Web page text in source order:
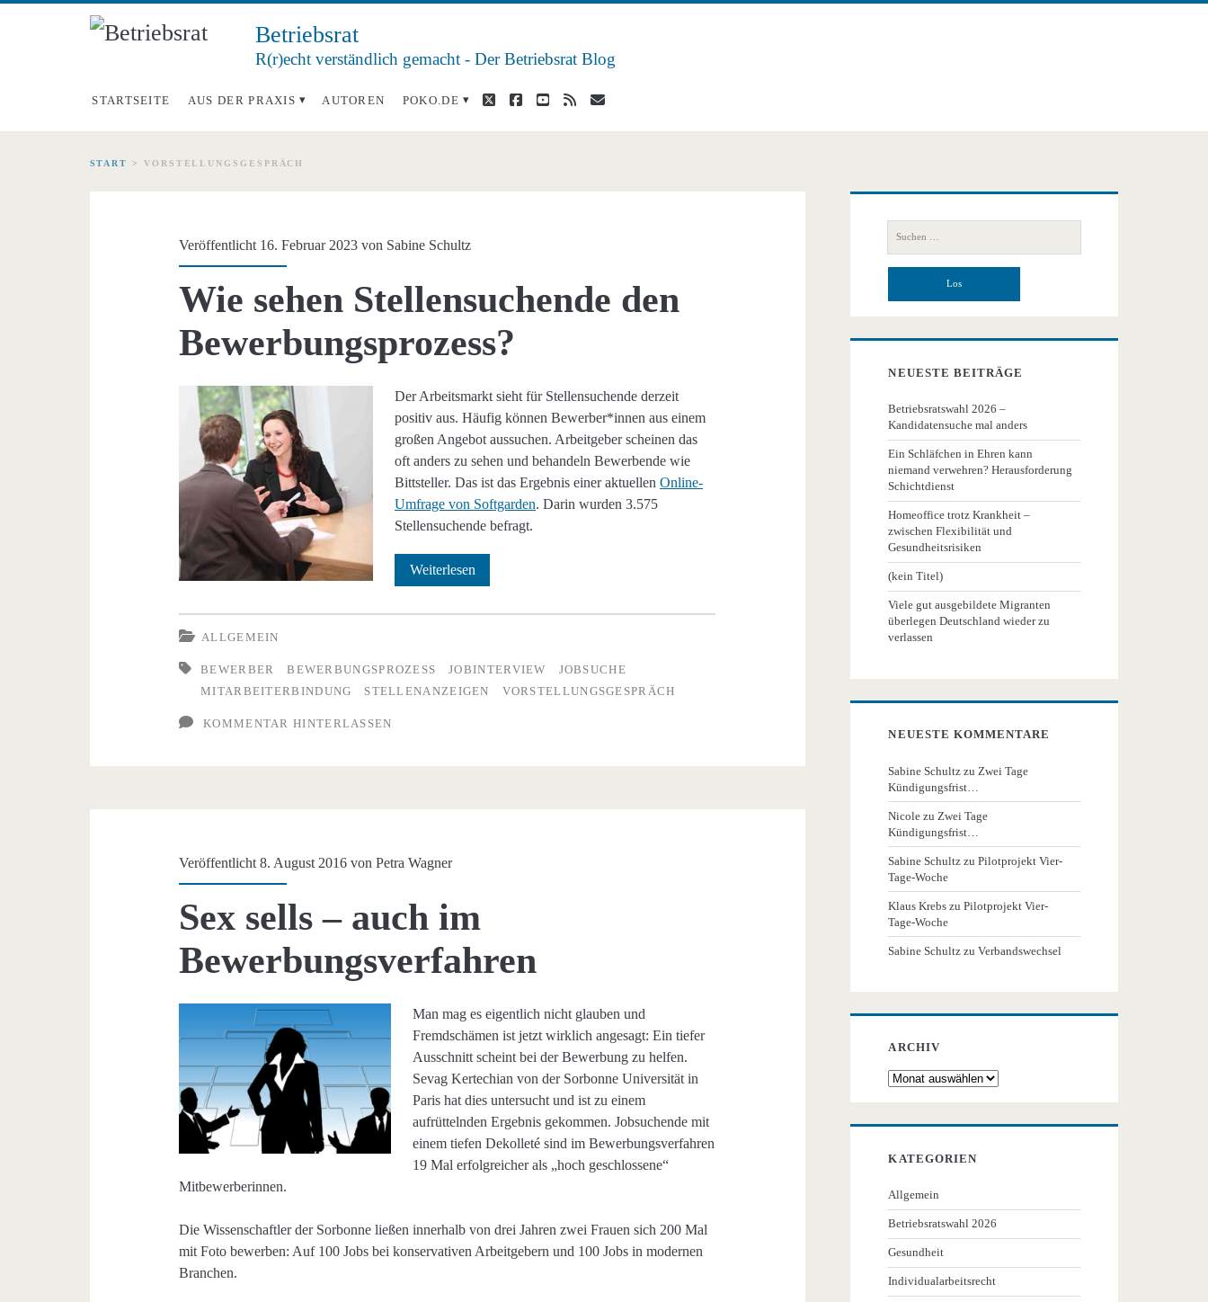
Betriebsrat
R(r)echt verständlich gemacht - Der Betriebsrat Blog
STARTSEITE AUS DER PRAXIS AUTOREN POKO.DE twitterfacebook
youtube
rss E-
START > VORSTELLUNGSGESPRÄCH
<span>Vorstellungsgespräch</span>
Veröffentlicht 16. Februar 2023 von Sabine Schultz
Wie sehen Stellensuchende den
Bewerbungsprozess?
Der Arbeitsmarkt sieht für Stellensuchende derzeit
positiv aus. Häufig können Bewerber*innen aus einem
großen Angebot aussuchen. Arbeitgeber scheinen das
oft anders zu sehen und behandeln Bewerbende wie
Bittsteller. Das ist das Ergebnis einer aktuellenOnline-
Umfrage von Softgarden. Darin wurden 3.575
Stellensuchende befragt.
WeiterlesenWie
den
Bewerbungsprozess?
ALLGEMEIN
BEWERBER BEWERBUNGSPROZESS JOBINTERVIEW
JOBSUCHE
MITARBEITERBINDUNG
STELLENANZEIGEN VORSTELLUNGSGESPRÄCH
KOMMENTAR HINTERLASSEN
Veröffentlicht 8. August 2016 vonPetra Wagner
Sex sells – auch im
Bewerbungsverfahren
Man mag es eigentlich nicht glauben und
Fremdschämen ist jetzt wirklich angesagt: Ein tiefer
Ausschnitt scheint bei der Bewerbung zu helfen.
Sevag Kertechian von der Sorbonne Universität in
Paris hat dies untersucht und ist zu einem
aufrüttelnden Ergebnis gekommen. Jobsuchende mit
einem tiefen Dekolleté sind im Bewerbungsverfahren
19 Mal erfolgreicher als „hoch geschlossene“
Mitbewerberinnen.
Die Wissenschaftler der Sorbonne ließen innerhalb von drei Jahren zwei Frauen sich 200 Mal
mit Foto bewerben: Auf 100 Jobs bei konservativen Arbeitgebern und 100 Jobs in modernen
Branchen.
Primäre
Seitenleiste
nach:
NEUESTE BEITRÄGE
Betriebsratswahl 2026 –
Kandidatensuche mal anders
Ein Schläfchen in Ehren kann
niemand verwehren? Herausforderung
Schichtdienst
Homeoffice trotz Krankheit –
zwischen Flexibilität und
Gesundheitsrisiken
(kein Titel)
Viele gut ausgebildete Migranten
überlegen Deutschland wieder zu
verlassen
NEUESTE KOMMENTARE
Sabine Schultz zu Zwei Tage
Kündigungsfrist…
Nicole zu Zwei Tage
Kündigungsfrist…
Sabine Schultz zuPilotprojekt Vier-
Tage-Woche
Klaus Krebs zuPilotprojekt Vier-
Tage-Woche
Sabine Schultz zuVerbandswechsel
ARCHIV
Archiv
KATEGORIEN
Allgemein
Betriebsratswahl 2026
Gesundheit
Individualarbeitsrecht